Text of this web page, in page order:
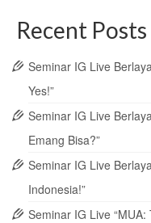
Recent Posts
Seminar IG Live
Yes!”
Seminar IG Live
Emang Bisa?”
Seminar IG Live
Indonesia!”
Seminar IG Live